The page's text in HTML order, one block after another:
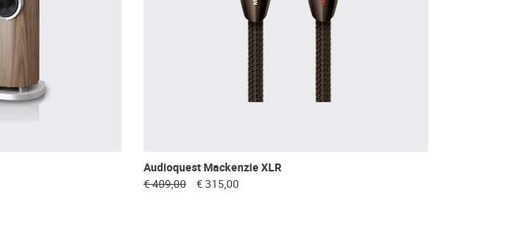
Audioquest Mackenzie XLR
€ 409,00 € 315,00